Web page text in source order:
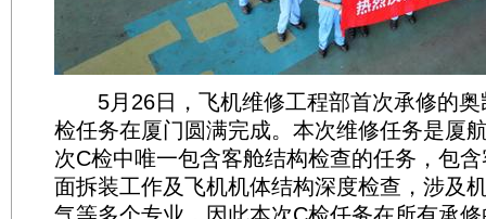
5月26日，飞机维修工程部首次承修的奥
检任务在厦门圆满完成。本次维修任务是厦
次C检中唯一包含客舱结构检查的任务，包
面拆装工作及飞机机体结构深度检查，涉及